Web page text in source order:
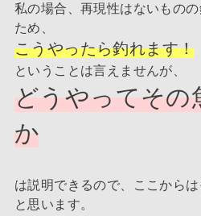
私の場合、再現性はないもの
ため、
こうやったら釣れます！
ということは言えませんが、
どうやってその
か
は説明できるので、ここから
と思います。